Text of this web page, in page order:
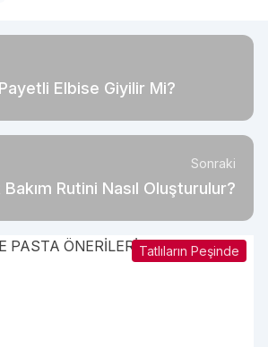
Elbise Giyilir Mi?
Sonraki
Rutini Nasıl Oluşturulur?
Tatlıların Peşinde